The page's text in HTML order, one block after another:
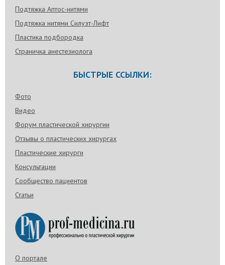
Подтяжка Аптос-нитями
Подтяжка нитями Силуэт-Лифт
Пластика подбородка
Страничка анестезиолога
БЫСТРЫЕ ССЫЛКИ:
Фото
Видео
Форум пластической хирургии
Отзывы о пластических хирургах
Пластические хирурги
Консультации
Сообщество пациентов
Статьи
О портале